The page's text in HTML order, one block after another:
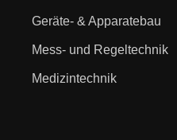
Geräte- & Apparatebau
Mess- und Regeltechnik
Medizintechnik